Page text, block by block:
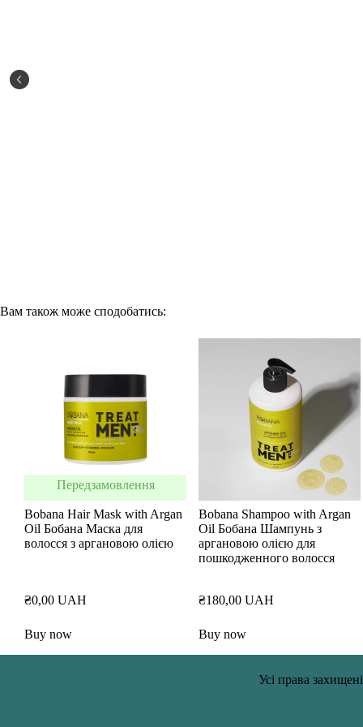
Вам також може сподобатись:
Передзамовлення
Bobana Hair Mask with Argan
Oil Бобана Маска для
волосся з аргановою олією
₴0,00 UAH
Buy now
Bobana Shampoo with Argan
Oil Бобана Шампунь з
аргановою олією для
пошкодженного волосся
₴180,00 UAH
Buy now
Усі права захищені